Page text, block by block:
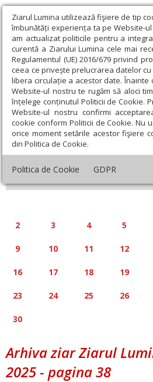
Ziarul Lumina utilizează fişiere de tip
îmbunătăți experiența ta pe Website-
am actualizat politicile pentru a
curentă a Ziarului Lumina cele mai
Regulamentul (UE) 2016/679 privind
ceea ce privește prelucrarea datelor
libera circulație a acestor date. Înainte
Website-ul nostru te rugăm să aloci
înțelege conținutul Politicii de Cookie.
Website-ul nostru confirmi
cookie conform Politicii de Cookie. Nu
orice moment setările acestor fişiere
din Politica de Cookie.
Politica de Cookie GDPR
Calendar articole
« IUNIE
2 3 4 5
9 10 11 12
16 17 18 19
23 24 25 26
30
Arhiva ziar Ziarul
2025 - pagina 38